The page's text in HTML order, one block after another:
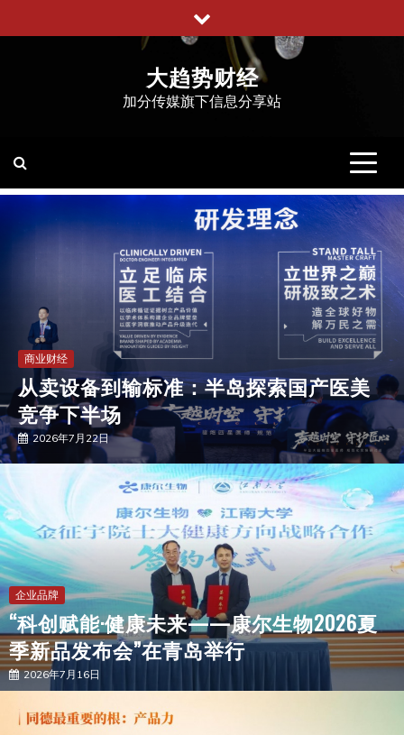
至
大趋势财经
加分传媒旗下信息分享站
商业财经
从卖设备到输标准：半岛探索国产医美
竞争下半场
2026年7月22日
企业品牌
“科创赋能·健康未来——康尔生物2026夏
季新品发布会”在青岛举行
2026年7月16日